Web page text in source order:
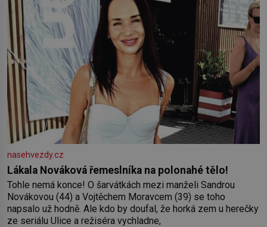
nasehvezdy.cz
Lákala Nováková řemeslníka na polonahé tělo!
Tohle nemá konce! O šarvátkách mezi manželi Sandrou
Novákovou (44) a Vojtěchem Moravcem (39) se toho
napsalo už hodně. Ale kdo by doufal, že horká zem u herečky
ze seriálu Ulice a režiséra vychladne,